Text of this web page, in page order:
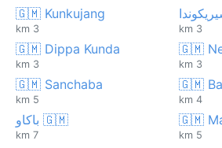
3 km
🇬🇲 Kunkujang
3 km
🇬🇲
3 km
🇬🇲 Dippa Kunda
3 km
🇬🇲
4 km
🇬🇲 Sanchaba
5 km
🇬🇲
5 km
🇬🇲 باكاو
7 km